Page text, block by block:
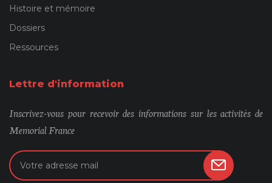
Histoire et mémoire
Dossiers
Ressources
Lettre d'information
Inscrivez-vous pour recevoir des informations sur les activités de
Memorial France